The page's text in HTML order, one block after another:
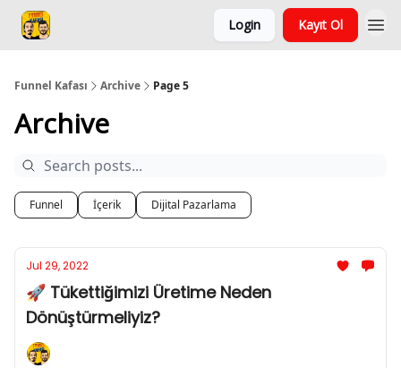
Login Kayıt Ol
Funnel Kafası Archive Page 5
Archive
Funnel İçerik Dijital Pazarlama
Jul 29, 2022
🚀 Tükettiğimizi Üretime Neden
Dönüştürmeliyiz?